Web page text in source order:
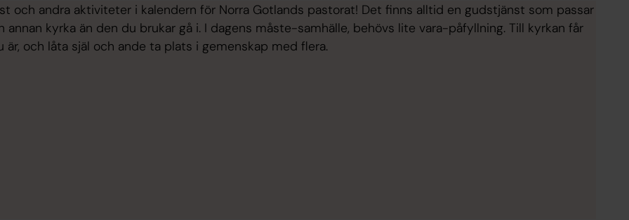
och andra aktiviteter i kalendern för Norra Gotlands pastorat! Det finns alltid en gudstjänst som passar
annan kyrka än den du brukar gå i. I dagens måste-samhälle, behövs lite vara-påfyllning. Till kyrkan får
är, och låta själ och ande ta plats i gemenskap med flera.